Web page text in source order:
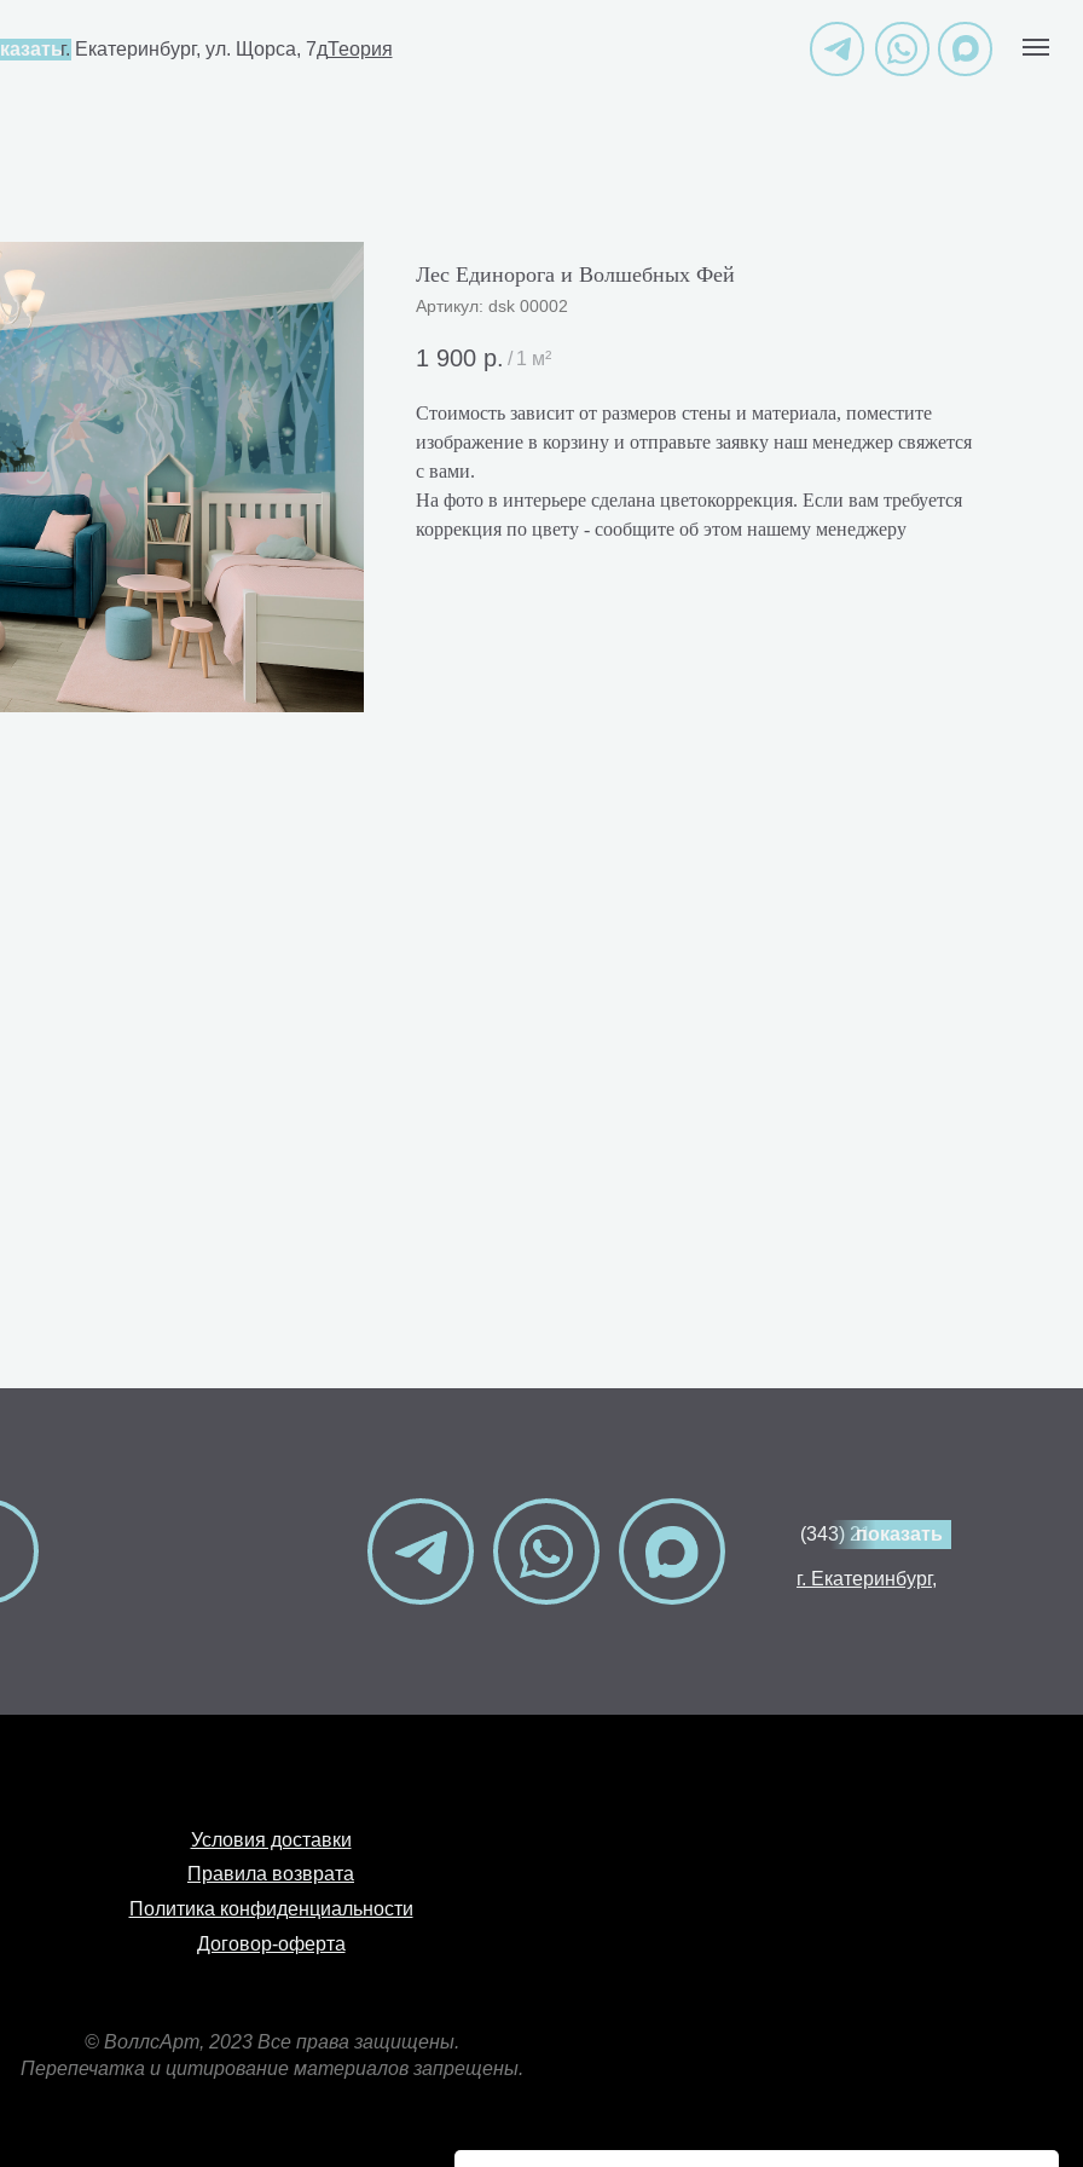
80-30г. Екатеринбург, ул. Щорса, 7дТеория
Лес Единорога и Волшебных Фей
Артикул: dsk 00002
1 900 р. / 1 м²
Стоимость зависит от размеров стены и материала, поместите
изображение в корзину и отправьте заявку наш менеджер свяжется
с вами.
На фото в интерьере сделана цветокоррекция. Если вам требуется
коррекция по цвету - сообщите об этом нашему менеджеру
(343) 214-80-30
показать
г. Екатеринбург,
Политика конфиденциальности
Условия доставки
Правила возврата
Договор-оферта
© ВоллсАрт, 2023 Все права защищены.
Перепечатка и цитирование материалов запрещены.